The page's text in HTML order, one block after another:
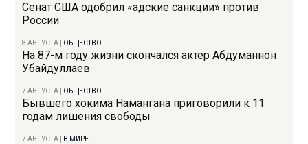
Сенат США одобрил «адские санкции» против
России
8 АВГУСТА ОБЩЕСТВО
На 87-м году жизни скончался актер Абдуманнон
Убайдуллаев
7 АВГУСТА ОБЩЕСТВО
Бывшего хокима Намангана приговорили к 11
годам лишения свободы
7 АВГУСТА В МИРЕ